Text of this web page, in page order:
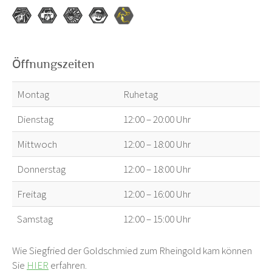
Öffnungszeiten
Montag
Ruhetag
Dienstag
12:00 – 20:00 Uhr
Mittwoch
12:00 – 18:00 Uhr
Donnerstag
12:00 – 18:00 Uhr
Freitag
12:00 – 16:00 Uhr
Samstag
12:00 – 15:00 Uhr
Wie Siegfried der Goldschmied zum Rheingold kam können
Sie HIER erfahren.